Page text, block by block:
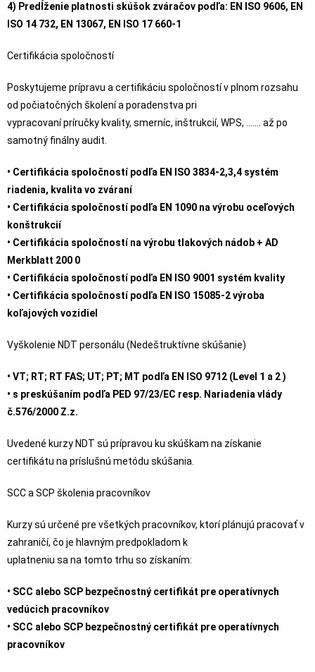
4) Predĺženie platnosti skúšok zváračov podľa: EN ISO 9606, EN
ISO 14 732, EN 13067, EN ISO 17 660-1
Certifikácia spoločností
Poskytujeme prípravu a certifikáciu spoločností v plnom rozsahu
od počiatočných školení a poradenstva pri
vypracovaní príručky kvality, smerníc, inštrukcií, WPS, ……. až po
samotný finálny audit.
• Certifikácia spoločností podľa EN ISO 3834-2,3,4 systém
riadenia, kvalita vo zváraní
• Certifikácia spoločností podľa EN 1090 na výrobu oceľových
konštrukcií
• Certifikácia spoločností na výrobu tlakových nádob + AD
Merkblatt 200 0
• Certifikácia spoločností podľa EN ISO 9001 systém kvality
• Certifikácia spoločností podľa EN ISO 15085-2 výroba
koľajových vozidiel
Vyškolenie NDT personálu (Nedeštruktívne skúšanie)
• VT; RT; RT FAS; UT; PT; MT podľa EN ISO 9712 (Level 1 a 2 )
• s preskúšaním podľa PED 97/23/EC resp. Nariadenia vlády
č.576/2000 Z.z.
Uvedené kurzy NDT sú prípravou ku skúškam na získanie
certifikátu na príslušnú metódu skúšania.
SCC a SCP školenia pracovníkov
Kurzy sú určené pre všetkých pracovníkov, ktorí plánujú pracovať v
zahraničí, čo je hlavným predpokladom k
uplatneniu sa na tomto trhu so získaním:
• SCC alebo SCP bezpečnostný certifikát pre operatívnych
vedúcich pracovníkov
• SCC alebo SCP bezpečnostný certifikát pre operatívnych
pracovníkov